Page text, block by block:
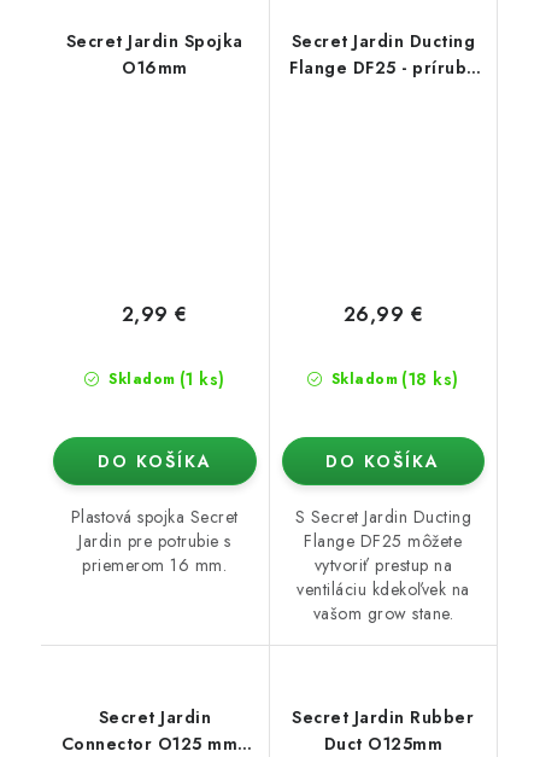
Secret Jardin Spojka
O16mm
Skladom (1 ks)
2,99 €
DO KOŠÍKA
Plastová spojka Secret
Jardin pre potrubie s
priemerom 16 mm.
Secret Jardin Ducting
Flange DF25 - príruba
Skladom (18 ks)
26,99 €
DO KOŠÍKA
S Secret Jardin Ducting
Flange DF25 môžete
vytvoriť prestup na
ventiláciu kdekoľvek na
vašom grow stane.
Secret Jardin
Connector O125 mm -
Secret Jardin Rubber
Duct O125mm